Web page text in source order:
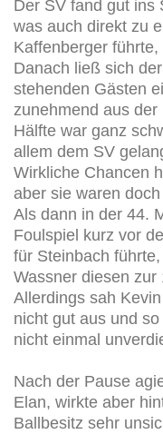
Der SV fand gut ins
was auch direkt zu
Kaffenberger
Danach ließ sich
stehenden Gästen
zunehmend aus
Hälfte war ganz
allem dem SV
Wirkliche Chancen
aber sie waren
Als dann in der 44.
Foulspiel kurz vor
für Steinbach
Wassner diesen
Allerdings sah
nicht gut aus und
nicht einmal
Nach der Pause
Elan, wirkte aber
Ballbesitz sehr